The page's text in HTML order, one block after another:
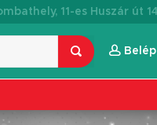
11-es Huszár út